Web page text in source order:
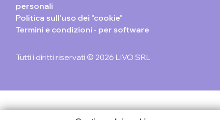
personali
Politica sull'uso dei "cookie"
Termini e condizioni - per software
Tutti i diritti riservati © 2026 LIVO SRL